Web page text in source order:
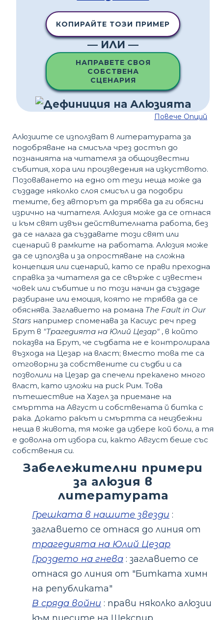
КОПИРАЙТЕ ТОЗИ ПРИМЕР
— ИЛИ —
НАПРАВЕТЕ СВОЯ
СОБСТВЕНА
СЦЕНАРИЯ
Повече Опций
Алюзиите се използват в литературата за
подобряване на смисъла чрез достъп до
познанията на читателя за общоизвестни
събития, хора или произведения на изкуството.
Позоваването на едно от тези неща може да
създаде няколко слоя смисъл и да подобри
темите, без авторът да трябва да ги обясни
изрично на читателя. Алюзия може да се отнася
и към свят извън действителната работа, без
да се налага да създавате този свят или
сценарий в рамките на работата. Алюзия може
да се използва и за опростяване на сложна
концепция или сценарий, като се прави преходна
справка за читателя да се свърже с известен
човек или събитие и по този начин да създаде
разбиране или емоция, която не трябва да се
обяснява. Заглавието на романа The Fault in Our
Stars например споменава за Касиус реч пред
Брут в "Трагедията на Юлий Цезар" , в който
показва на Брут, че съдбата не е контролирала
възхода на Цезар на власт; вместо това те са
отговорни за собствените си съдби и са
позволили на Цезар да спечели прекалено много
власт, като изложи на риск Рим. Това
пътешествие на Хазел за приемане на
смъртта на Август и собствената й битка с
рака. Докато ракът и смъртта са неизбежни
неща в живота, тя може да избере кой боли, а тя
е доволна от избора си, както Август беше със
собствения си.
Забележителни примери
за алюзия в
литературата
Грешката в нашите звезди :
заглавието се отнася до линия от
трагедията на Юлий Цезар
Гроздето на гнева : заглавието се
отнася до линия от "Битката химн
на републиката"
В сряда войни : прави няколко алюзии